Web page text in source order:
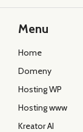
Menu
Home
Domeny
Hosting WP
Hosting www
Kreator AI